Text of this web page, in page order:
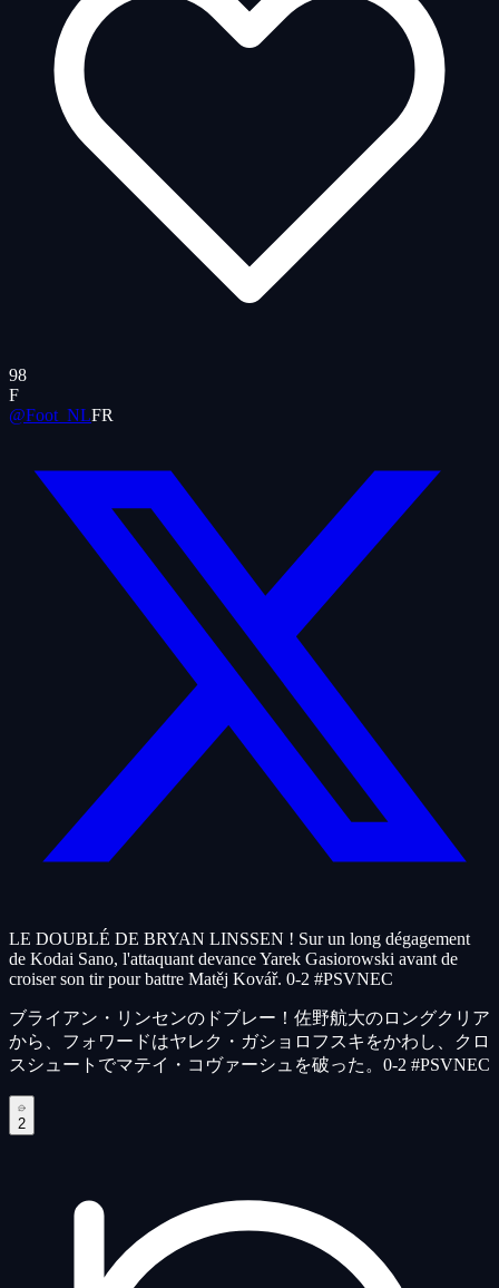
98
F
@Foot_NLFR
LE DOUBLÉ DE BRYAN LINSSEN ! Sur un long dégagement
de Kodai Sano, l'attaquant devance Yarek Gasiorowski avant de
croiser son tir pour battre Matěj Kovář. 0-2 #PSVNEC
ブライアン・リンセンのドブレー！佐野航大のロングクリア
から、フォワードはヤレク・ガショロフスキをかわし、クロ
スシュートでマテイ・コヴァーシュを破った。0-2 #PSVNEC
2